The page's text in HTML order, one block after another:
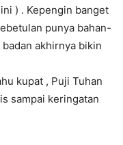
) . Kepengin banget
punya bahan-
akhirnya bikin
kupat , Puji Tuhan
sampai keringatan